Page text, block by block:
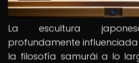
La escultura
profundamente
la filosofía samurái a lo